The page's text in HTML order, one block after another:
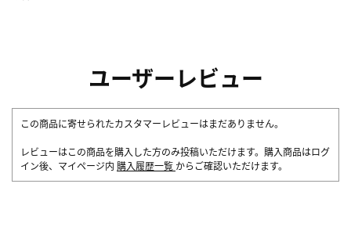
ユーザーレビュー
この商品に寄せられたカスタマーレビューはまだありません。
レビューはこの商品を購入した方のみ投稿いただけます。購入商品はログ
イン後、マイページ内 購入履歴一覧 からご確認いただけます。